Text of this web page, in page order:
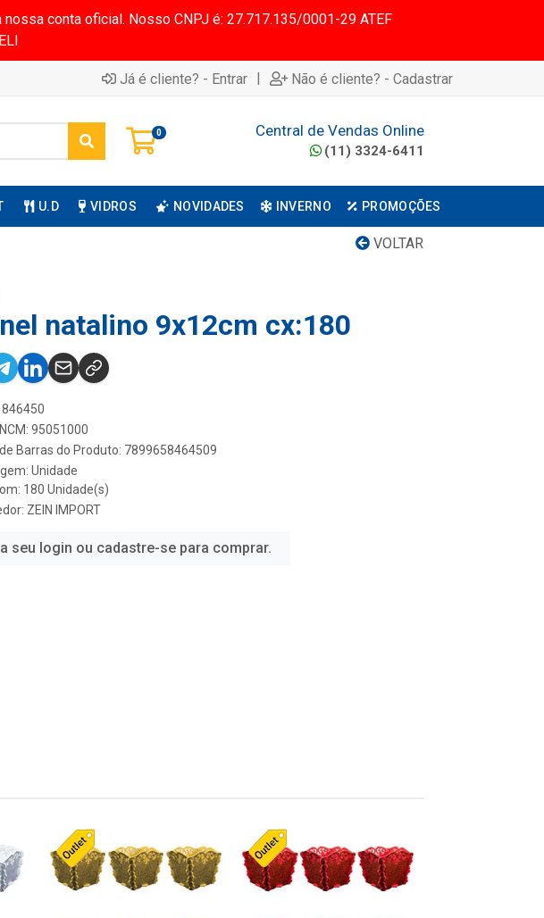
conta oficial. Nosso CNPJ é: 27.717.135/0001-29 ATEF
Já é cliente? - Entrar | Não é cliente? - Cadastrar
0 Central de Vendas Online
(11) 3324-6411
U.D VIDROS NOVIDADES INVERNO PROMOÇÕES
VOLTAR
natalino 9x12cm cx:180
95051000
Barras do Produto: 7899658464509
Unidade
180 Unidade(s)
ZEIN IMPORT
seu login ou cadastre-se para comprar.